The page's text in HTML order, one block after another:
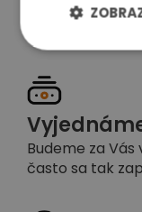
Pokiaľ
Budeme za
často sa tak